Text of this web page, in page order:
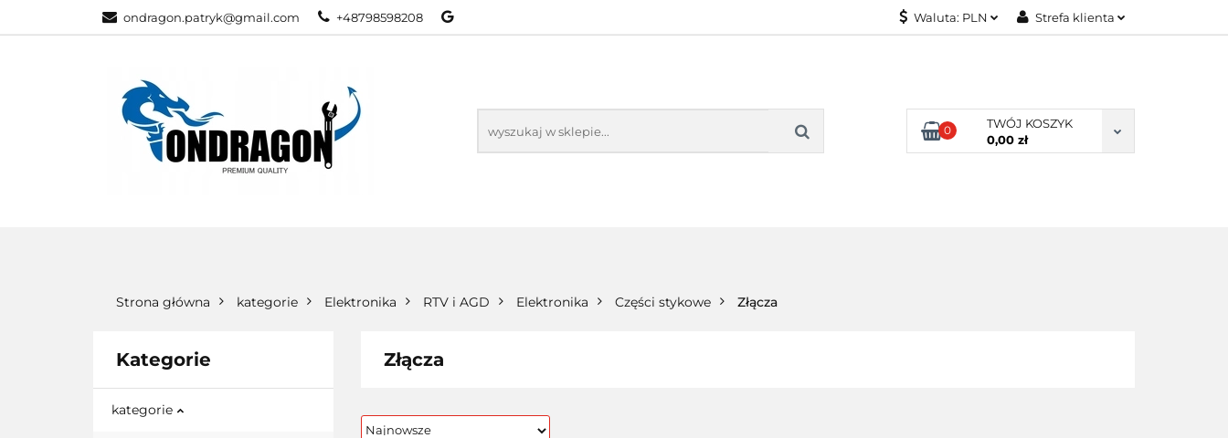
ondragon.patryk@gmail.com +48798598208 Waluta: PLN Strefa klienta
Dodaj zgłoszenie
Zgody cookies
0
TWÓJ KOSZYK
0,00 zł
KATEGORIE NOWOŚCI KONTAKT
Strona główna kategorie Elektronika RTV i AGD Elektronika Części stykowe Złącza
Kategorie
kategorie
Złącza